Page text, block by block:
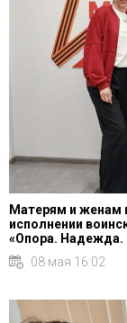
Матерям и женам
исполнении
«Опора. Надежда.
08 мая 16:02